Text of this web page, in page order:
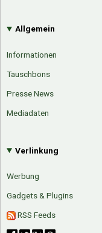
Allgemein
Informationen
Tauschbons
Presse News
Mediadaten
Verlinkung
Werbung
Gadgets & Plugins
RSS Feeds